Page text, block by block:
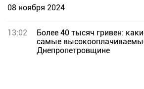
08 ноября 2024
13:02
Более 40 тысяч гривен:
самые
Днепропетровщине